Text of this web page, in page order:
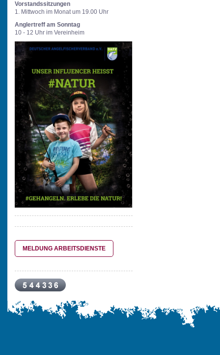
Vorstandssitzungen
1. Mittwoch im Monat um 19.00 Uhr
Anglertreff am Sonntag
10 - 12 Uhr im Vereinheim
MELDUNG ARBEITSDIENSTE